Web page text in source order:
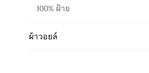
100% ฝ้าย
ผ้าวอยล์